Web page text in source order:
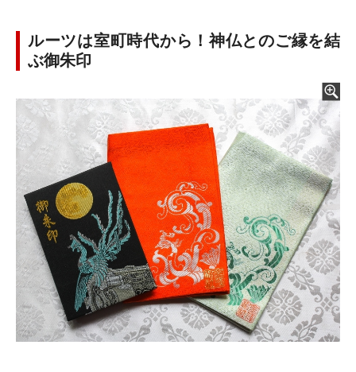
ルーツは室町時代から！神仏とのご縁を結
ぶ御朱印